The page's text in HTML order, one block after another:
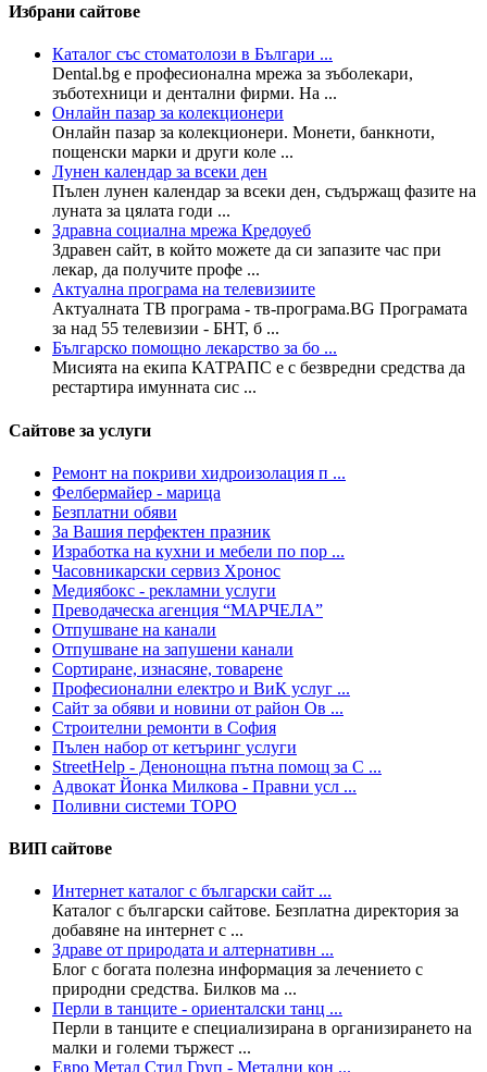
Избрани сайтове
Каталог със стоматолози в Българи ...
Dental.bg е професионална мрежа за зъболекари,
зъботехници и дентални фирми. На ...
Онлайн пазар за колекционери
Онлайн пазар за колекционери. Монети, банкноти,
пощенски марки и други коле ...
Лунен календар за всеки ден
Пълен лунен календар за всеки ден, съдържащ фазите на
луната за цялата годи ...
Здравна социална мрежа Кредоуеб
Здравен сайт, в който можете да си запазите час при
лекар, да получите профе ...
Актуална програма на телевизиите
Актуалната ТВ програма - тв-програма.BG Програмата
за над 55 телевизии - БНТ, б ...
Българско помощно лекарство за бо ...
Мисията на екипа КАТРАПС е с безвредни средства да
рестартира имунната сис ...
Сайтове за услуги
Ремонт на покриви хидроизолация п ...
Фелбермайер - марица
Безплатни обяви
За Вашия перфектен празник
Изработка на кухни и мебели по пор ...
Часовникарски сервиз Хронос
Медиябокс - рекламни услуги
Преводаческа агенция “МАРЧЕЛА”
Отпушване на канали
Отпушване на запушени канали
Сортиране, изнасяне, товарене
Професионални електро и ВиК услуг ...
Сайт за обяви и новини от район Ов ...
Строителни ремонти в София
Пълен набор от кетъринг услуги
StreetHelp - Денонощна пътна помощ за С ...
Адвокат Йонка Милкова - Правни усл ...
Поливни системи ТОРО
ВИП сайтове
Интернет каталог с български сайт ...
Каталог с български сайтове. Безплатна директория за
добавяне на интернет с ...
Здраве от природата и алтернативн ...
Блог с богата полезна информация за лечението с
природни средства. Билков ма ...
Перли в танците - ориенталски танц ...
Перли в танците е специализирана в организирането на
малки и големи тържест ...
Евро Метал Стил Груп - Метални кон ...